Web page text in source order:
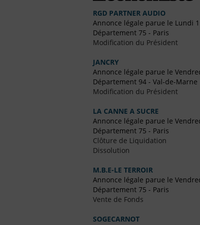
RGD PARTNER AUDIO
Annonce légale parue le Lundi
Département 75 - Paris
Modification du Président
JANCRY
Annonce légale parue le
Département 94 - Val-de-Marne
Modification du Président
LA CANNE A SUCRE
Annonce légale parue le
Département 75 - Paris
Clôture de Liquidation
Dissolution
M.B.E-LE TERROIR
Annonce légale parue le
Département 75 - Paris
Vente de Fonds
SOGECARNOT